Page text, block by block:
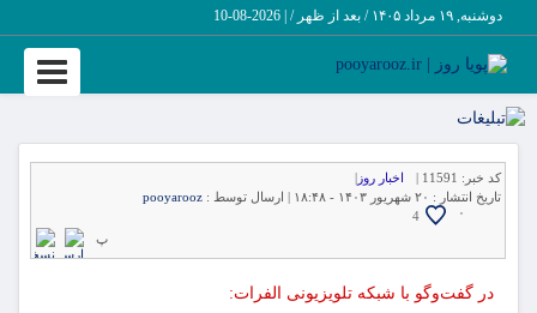
دوشنبه, ۱۹ مرداد ۱۴۰۵ / بعد از ظهر / 2026-08-10
Toggle
کد خبر: 11591 | اخبار روز |
تاریخ انتشار : ۲۰ شهریور ۱۴۰۳ - ۱۸:۴۸ | ارسال توسط : pooyarooz
۰
4
پ
در گفت‌وگو با شبکه تلویزیونی الفرات: